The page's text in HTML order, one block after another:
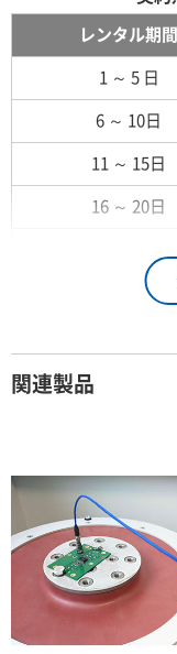
レンタル期間
1 ～ 5 日
6 ～ 10日
11 ～ 15日
16 ～ 20日
26日 ～ 1ヶ月
3ヶ月
4ヶ月
関連製品